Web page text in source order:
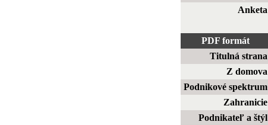
Anketa
PDF formát
Titulná strana
Z domova
Podnikové spektrum
Zahranicie
Podnikateľ a štýl